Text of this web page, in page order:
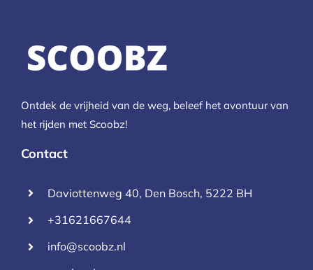
Ontdek de vrijheid van de weg, beleef het avontuur van
het rijden met Scoobz!
Contact
Daviottenweg 40, Den Bosch, 5222 BH
+31621667644
info@scoobz.nl